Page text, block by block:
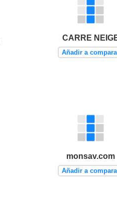
CARRE
Añadir a
monsav.com
Añadir a